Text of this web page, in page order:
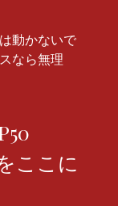
動かないで
なら無理
ここに